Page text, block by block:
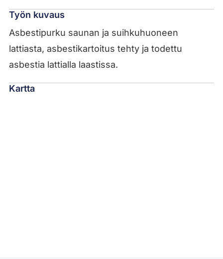
Työn kuvaus
Asbestipurku saunan ja suihkuhuoneen
lattiasta, asbestikartoitus tehty ja todettu
asbestia lattialla laastissa.
Kartta